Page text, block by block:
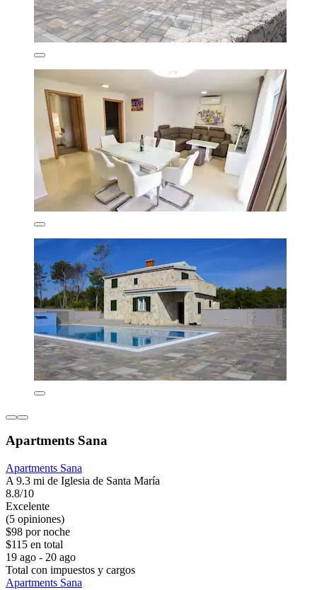
Apartments Sana
Apartments Sana
A 9.3 mi de Iglesia de Santa María
8.8/10
Excelente
(5 opiniones)
$98 por noche
$115 en total
19 ago - 20 ago
Total con impuestos y cargos
Apartments Sana